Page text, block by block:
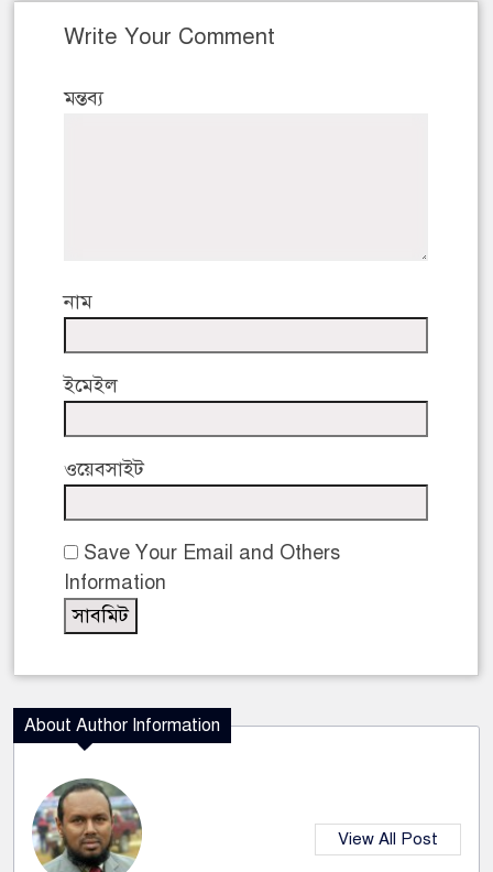
Write Your Comment
মন্তব্য
নাম
ইমেইল
ওয়েবসাইট
Save Your Email and Others
Information
About Author Information
View All Post